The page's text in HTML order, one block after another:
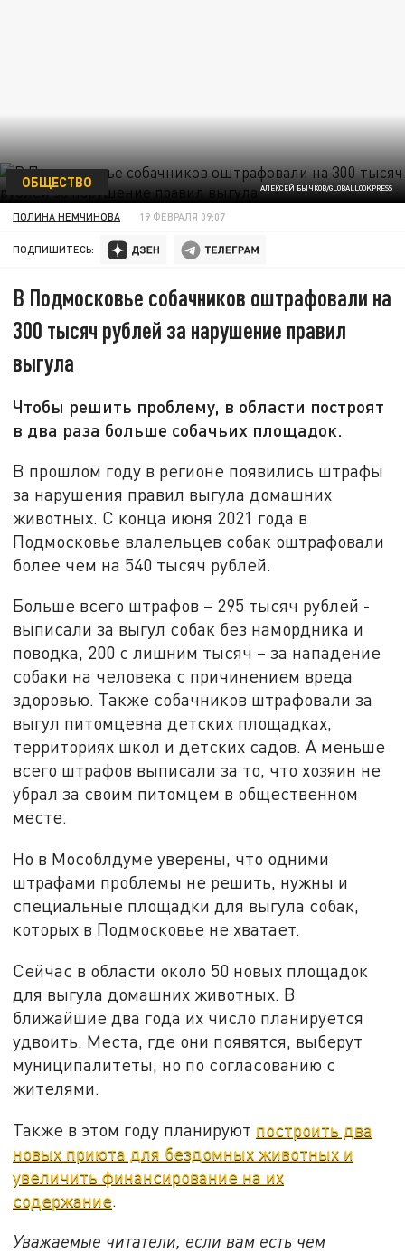
АЛЕКСЕЙ БЫЧКОВ/GLOBALLOOKPRESS
ОБЩЕСТВО
ПОЛИНА НЕМЧИНОВА 19 ФЕВРАЛЯ 09:07
ПОДПИШИТЕСЬ:
В Подмосковье собачников оштрафовали на
300 тысяч рублей за нарушение правил
выгула
Чтобы решить проблему, в области построят
в два раза больше собачьих площадок.
В прошлом году в регионе появились штрафы
за нарушения правил выгула домашних
животных. С конца июня 2021 года в
Подмосковье влалельцев собак оштрафовали
более чем на 540 тысяч рублей.
Больше всего штрафов – 295 тысяч рублей -
выписали за выгул собак без намордника и
поводка, 200 с лишним тысяч – за нападение
собаки на человека с причинением вреда
здоровью. Также собачников штрафовали за
выгул питомцевна детских площадках,
территориях школ и детских садов. А меньше
всего штрафов выписали за то, что хозяин не
убрал за своим питомцем в общественном
месте.
Но в Мособлдуме уверены, что одними
штрафами проблемы не решить, нужны и
специальные площадки для выгула собак,
которых в Подмосковье не хватает.
Сейчас в области около 50 новых площадок
для выгула домашних животных. В
ближайшие два года их число планируется
удвоить. Места, где они появятся, выберут
муниципалитеты, но по согласованию с
жителями.
Также в этом году планируют построить два
новых приюта для бездомных животных и
увеличить финансирование на их
содержание
Уважаемые читатели, если вам есть чем